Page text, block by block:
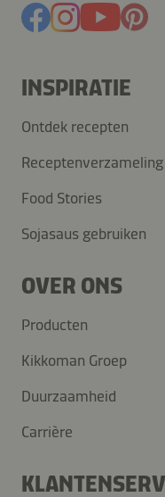
INSPIRATIE
Ontdek recepten
Receptenverzameling
Food Stories
Sojasaus gebruiken
OVER ONS
Producten
Kikkoman Groep
Duurzaamheid
Carrière